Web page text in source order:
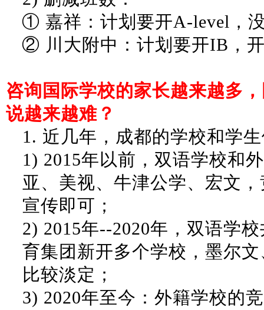
① 嘉祥：计划要开A-level，
② 川大附中：计划要开IB，
咨询国际学校的家长越来越多
说越来越难？
1. 近几年，成都的学校和学
1) 2015年以前，双语学校和
亚、美视、牛津公学、宏文
宣传即可；
2) 2015年--2020年，双语学
育集团新开多个学校，墨尔
比较淡定；
3) 2020年至今：外籍学校的